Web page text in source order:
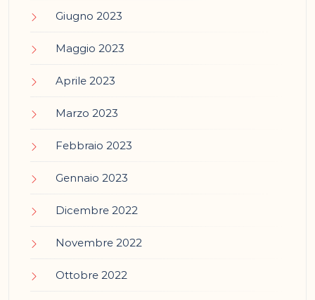
Giugno 2023
Maggio 2023
Aprile 2023
Marzo 2023
Febbraio 2023
Gennaio 2023
Dicembre 2022
Novembre 2022
Ottobre 2022